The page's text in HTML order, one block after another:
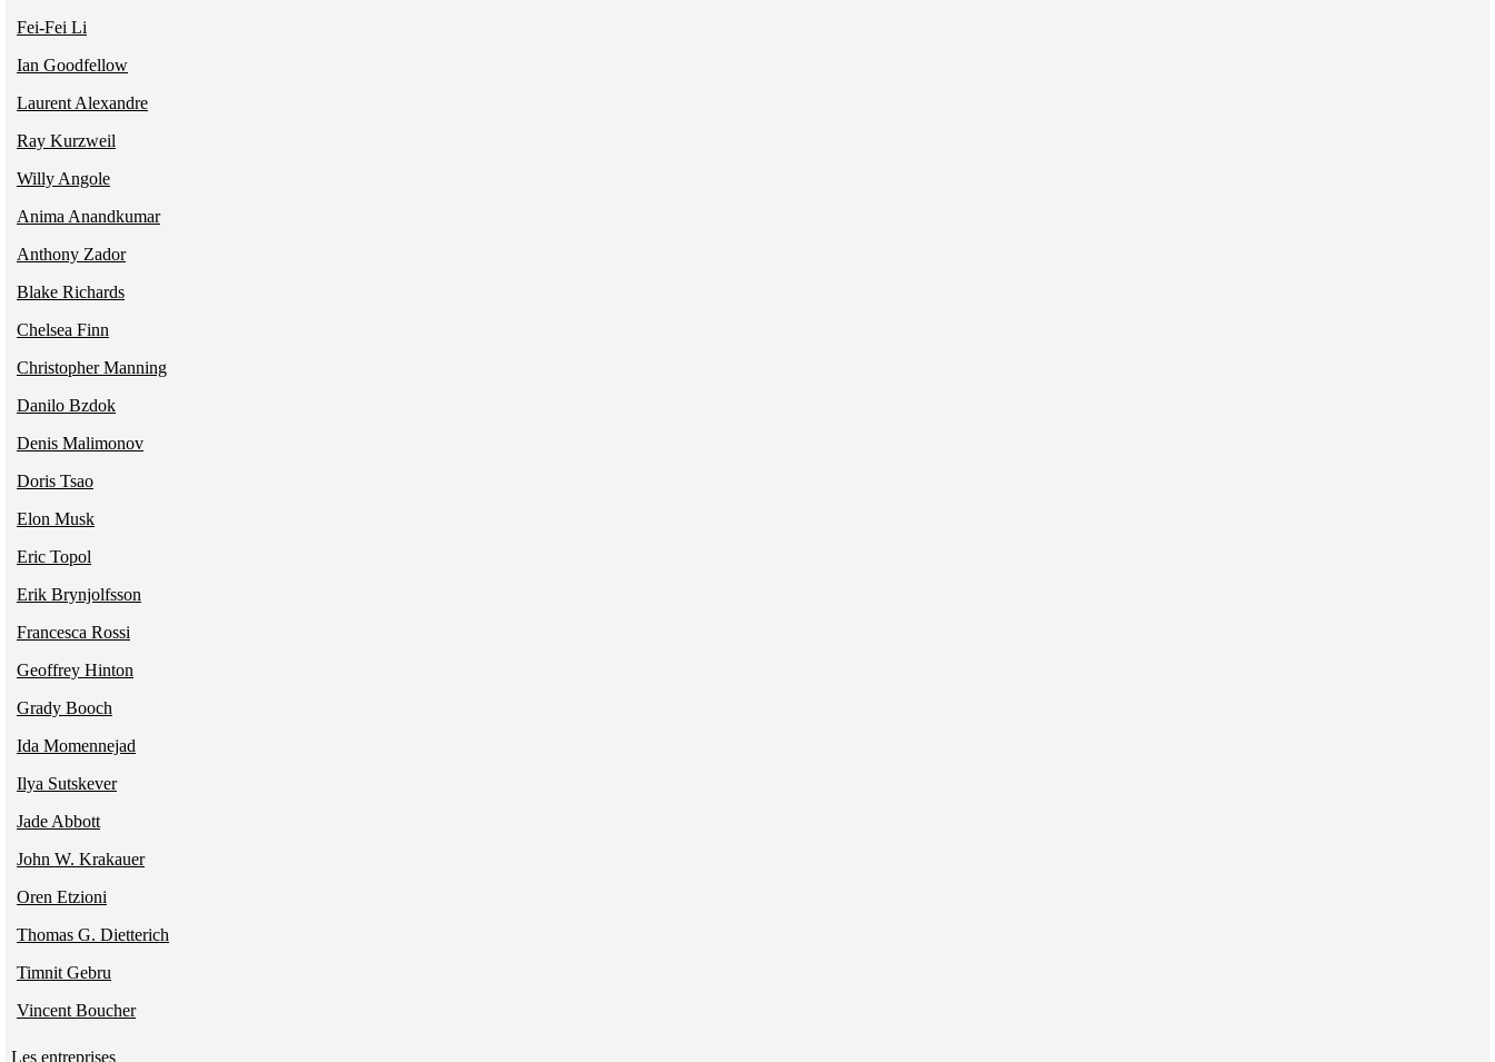
Fei-Fei Li
Ian Goodfellow
Laurent Alexandre
Ray Kurzweil
Willy Angole
Anima Anandkumar
Anthony Zador
Blake Richards
Chelsea Finn
Christopher Manning
Danilo Bzdok
Denis Malimonov
Doris Tsao
Elon Musk
Eric Topol
Erik Brynjolfsson
Francesca Rossi
Geoffrey Hinton
Grady Booch
Ida Momennejad
Ilya Sutskever
Jade Abbott
John W. Krakauer
Oren Etzioni
Thomas G. Dietterich
Timnit Gebru
Vincent Boucher
Les entreprises